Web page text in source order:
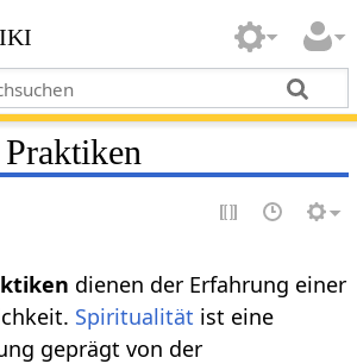
dienen der Erfahrung einer
Spiritualität ist eine
geprägt von der